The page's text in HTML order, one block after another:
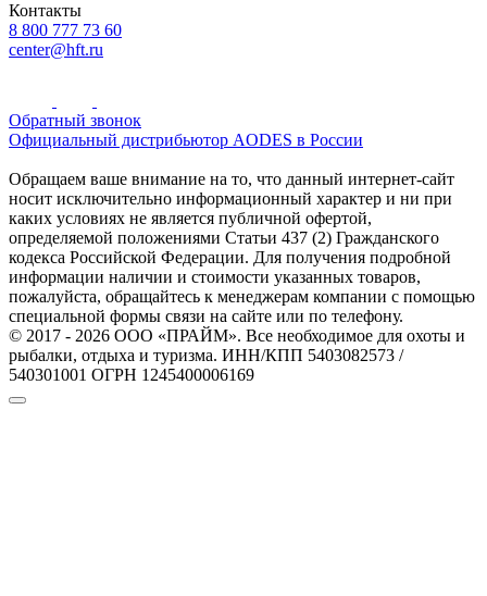
Контакты
8 800 777 73 60
center@hft.ru
Обратный звонок
Официальный дистрибьютор AODES в России
Обращаем ваше внимание на то, что данный интернет-сайт
носит исключительно информационный характер и ни при
каких условиях не является публичной офертой,
определяемой положениями Статьи 437 (2) Гражданского
кодекса Российской Федерации. Для получения подробной
информации наличии и стоимости указанных товаров,
пожалуйста, обращайтесь к менеджерам компании с помощью
специальной формы связи на сайте или по телефону.
© 2017 - 2026 ООО «ПРАЙМ». Все необходимое для охоты и
рыбалки, отдыха и туризма. ИНН/КПП 5403082573 /
540301001 ОГРН 1245400006169